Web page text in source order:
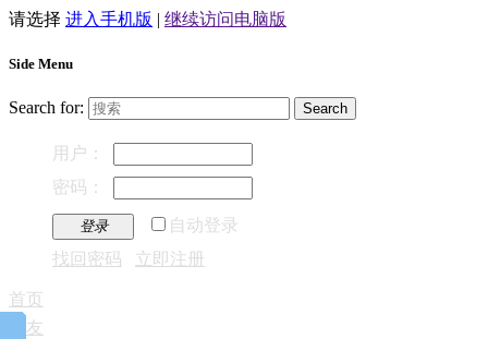
请选择 进入手机版 | 继续访问电脑版
Side Menu
Search for:
用户：
密码：
登录
自动登录
找回密码
立即注册
首页
好友